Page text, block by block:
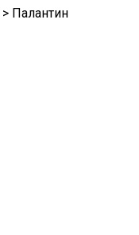
> Палантин